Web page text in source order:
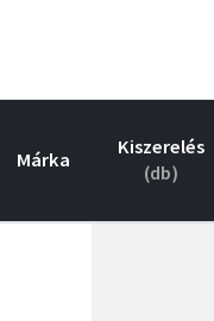
Márka
Kiszerelés
(db)